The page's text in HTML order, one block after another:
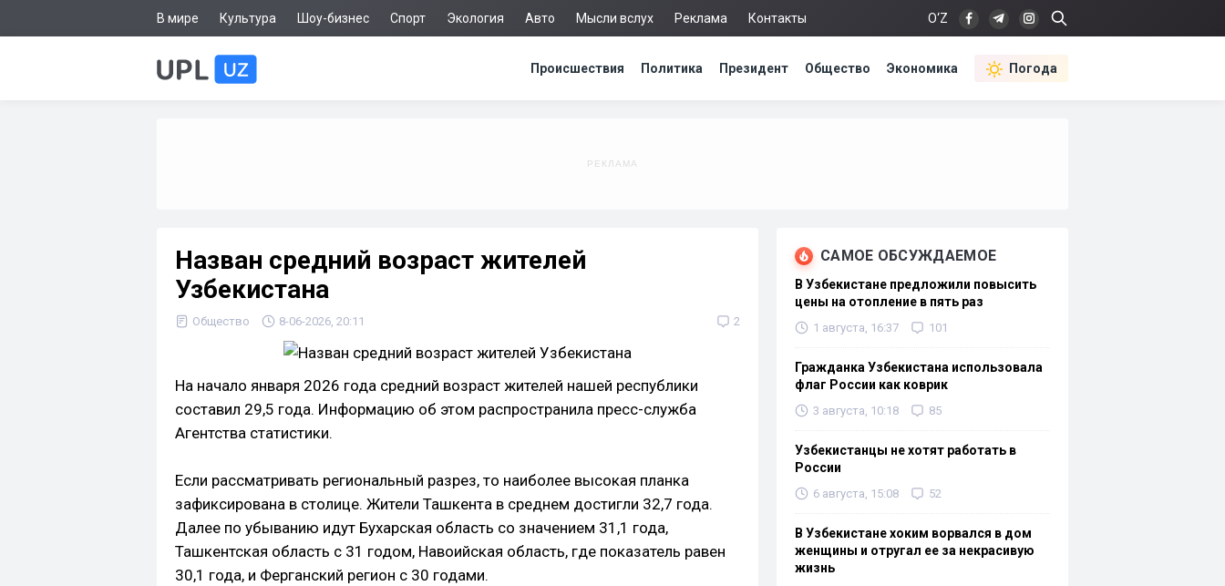
В мире Культура Шоу-бизнес Спорт Экология Авто Мысли вслух Реклама Контакты O‘Z
Происшествия Политика Президент Общество Экономика Погода
Назван средний возраст жителей
Узбекистана
Общество 8-06-2026, 20:11 2
На начало января 2026 года средний возраст жителей нашей республики
составил 29,5 года. Информацию об этом распространила пресс-служба
Агентства статистики.
Если рассматривать региональный разрез, то наиболее высокая планка
зафиксирована в столице. Жители Ташкента в среднем достигли 32,7 года.
Далее по убыванию идут Бухарская область со значением 31,1 года,
Ташкентская область с 31 годом, Навоийская область, где показатель равен
30,1 года, и Ферганский регион с 30 годами.
САМОЕ ОБСУЖДАЕМОЕ
В Узбекистане предложили повысить
цены на отопление в пять раз
1 августа, 16:37 101
Гражданка Узбекистана использовала
флаг России как коврик
3 августа, 10:18 85
Узбекистанцы не хотят работать в
России
6 августа, 15:08 52
В Узбекистане хоким ворвался в дом
женщины и отругал ее за некрасивую
жизнь